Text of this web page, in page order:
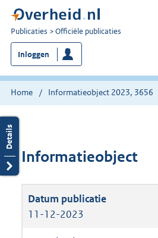
U
bent
nu
hier:
Publicaties Officiële publicaties
Inloggen
Home Informatieobject 2023, 3656
Informatieobject
11-12-2023